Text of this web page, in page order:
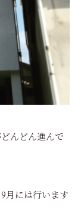
んどん進んで
月には行います